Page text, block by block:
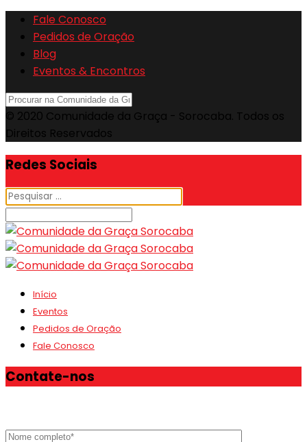
Fale Conosco
Pedidos de Oração
Blog
Eventos & Encontros
© 2020 Comunidade da Graça - Sorocaba. Todos os
Direitos Reservados
Redes Sociais
Início
Eventos
Pedidos de Oração
Fale Conosco
Contate-nos